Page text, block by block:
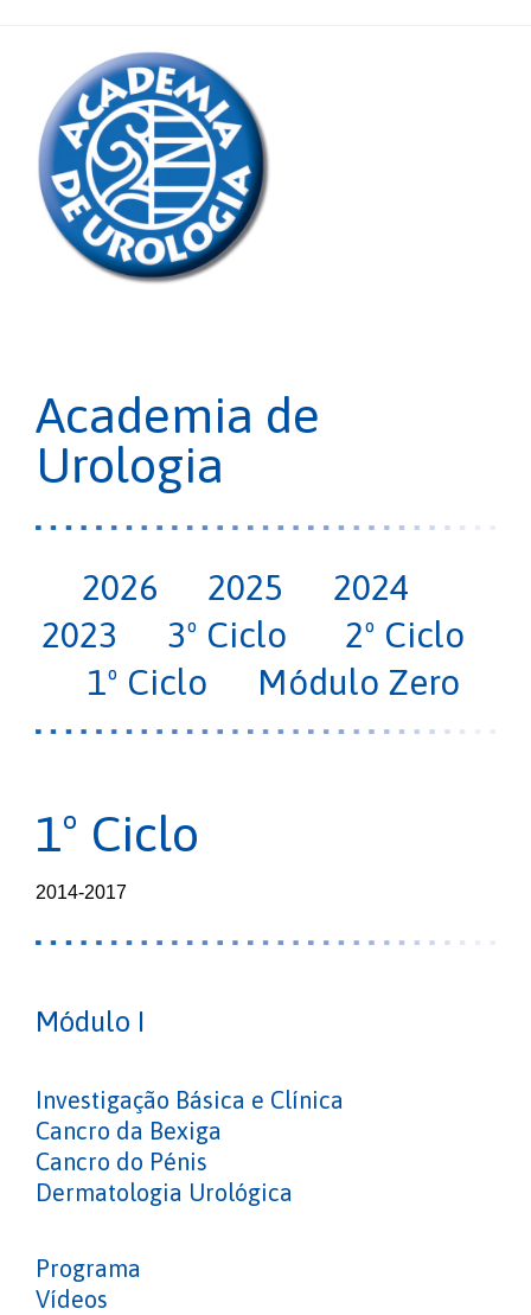
Academia de
Urologia
2026 2025
2024
2023
3º Ciclo
2º Ciclo
1º Ciclo
Módulo Zero
1º Ciclo
2014-2017
Módulo I
Investigação Básica e Clínica
Cancro da Bexiga
Cancro do Pénis
Dermatologia Urológica
Programa
Vídeos